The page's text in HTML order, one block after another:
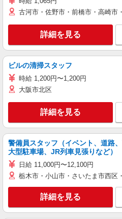
古河市・佐野市・前橋市・高崎市
詳細を見る
ビルの清掃スタッフ
時給 1,200円〜1,200円
大阪市北区
詳細を見る
警備員スタッフ（イベント、道路、
大型駐車場、JR列車見張りなど）
日給 11,000円〜12,100円
栃木市・小山市・さいたま市西区
詳細を見る